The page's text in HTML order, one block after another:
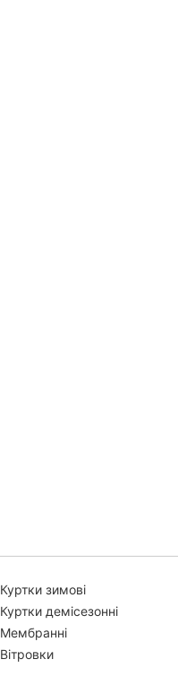
Куртки зимові
Куртки демісезонні
Мембранні
Вітровки